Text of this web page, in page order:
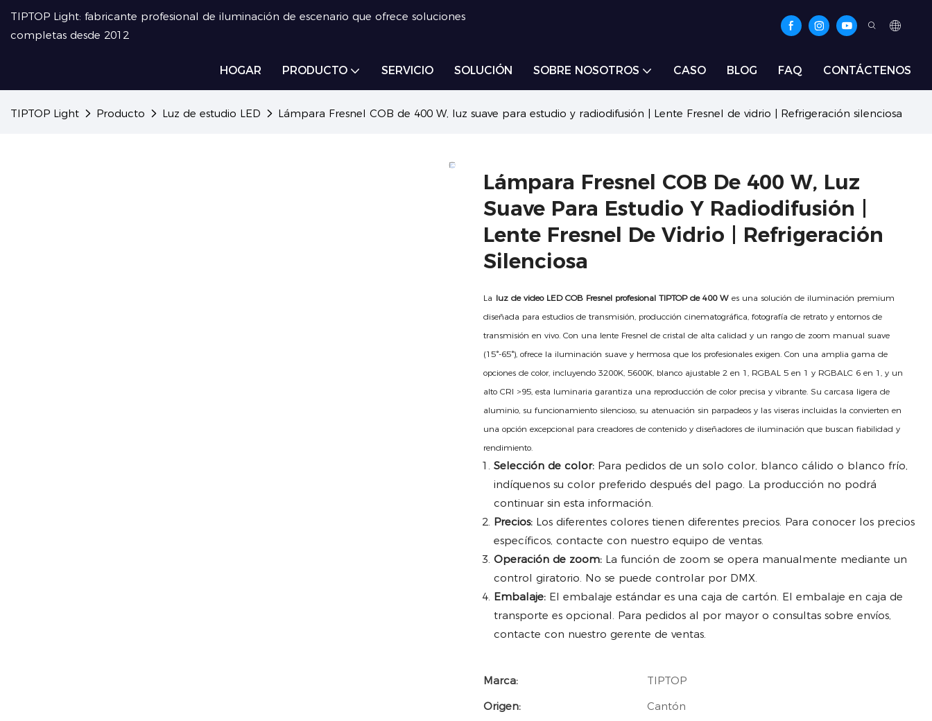
TIPTOP Light: fabricante profesional de iluminación de escenario que ofrece soluciones
completas desde 2012
HOGAR PRODUCTO SERVICIO SOLUCIÓN SOBRE NOSOTROS CASO BLOG FAQ CONTÁCTENOS
TIPTOP Light Producto Luz de estudio LED Lámpara Fresnel COB de 400 W, luz suave para estudio y radiodifusión | Lente Fresnel de vidrio | Refrigeración silenciosa
Lámpara Fresnel COB De 400 W, Luz
Suave Para Estudio Y Radiodifusión |
Lente Fresnel De Vidrio | Refrigeración
Silenciosa
La luz de video LED COB Fresnel profesional TIPTOP de 400 W es una solución de iluminación premium
diseñada para estudios de transmisión, producción cinematográfica, fotografía de retrato y entornos de
transmisión en vivo. Con una lente Fresnel de cristal de alta calidad y un rango de zoom manual suave
(15°-65°), ofrece la iluminación suave y hermosa que los profesionales exigen. Con una amplia gama de
opciones de color, incluyendo 3200K, 5600K, blanco ajustable 2 en 1, RGBAL 5 en 1 y RGBALC 6 en 1, y un
alto CRI >95, esta luminaria garantiza una reproducción de color precisa y vibrante. Su carcasa ligera de
aluminio, su funcionamiento silencioso, su atenuación sin parpadeos y las viseras incluidas la convierten en
una opción excepcional para creadores de contenido y diseñadores de iluminación que buscan fiabilidad y
rendimiento.
Selección de color: Para pedidos de un solo color, blanco cálido o blanco frío,
indíquenos su color preferido después del pago. La producción no podrá
continuar sin esta información.
Precios: Los diferentes colores tienen diferentes precios. Para conocer los precios
específicos, contacte con nuestro equipo de ventas.
Operación de zoom: La función de zoom se opera manualmente mediante un
control giratorio. No se puede controlar por DMX.
Embalaje: El embalaje estándar es una caja de cartón. El embalaje en caja de
transporte es opcional. Para pedidos al por mayor o consultas sobre envíos,
contacte con nuestro gerente de ventas.
Marca:
TIPTOP
Origen:
Cantón